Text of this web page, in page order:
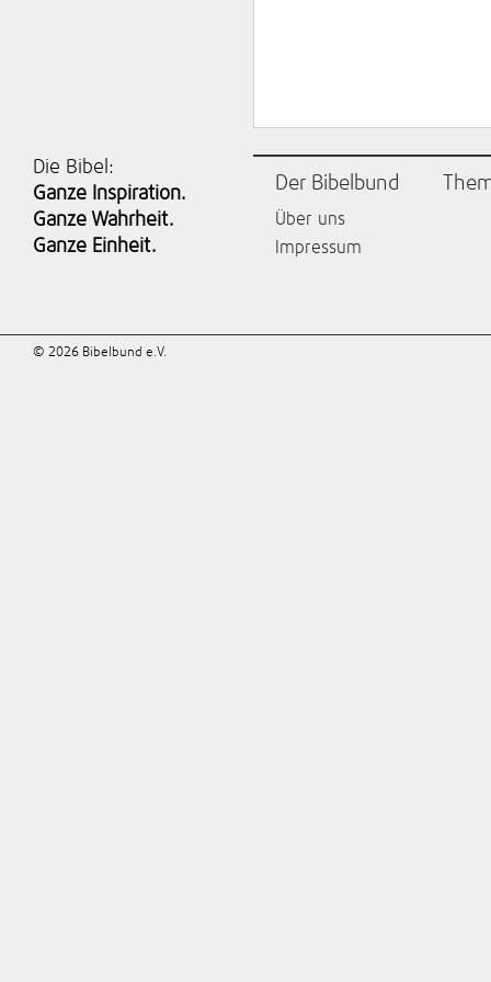
Die Bibel:
Ganze Inspiration.
Ganze Wahrheit.
Ganze Einheit.
Der Bibelbund
Über uns
Impressum
© 2026 Bibelbund e.V.